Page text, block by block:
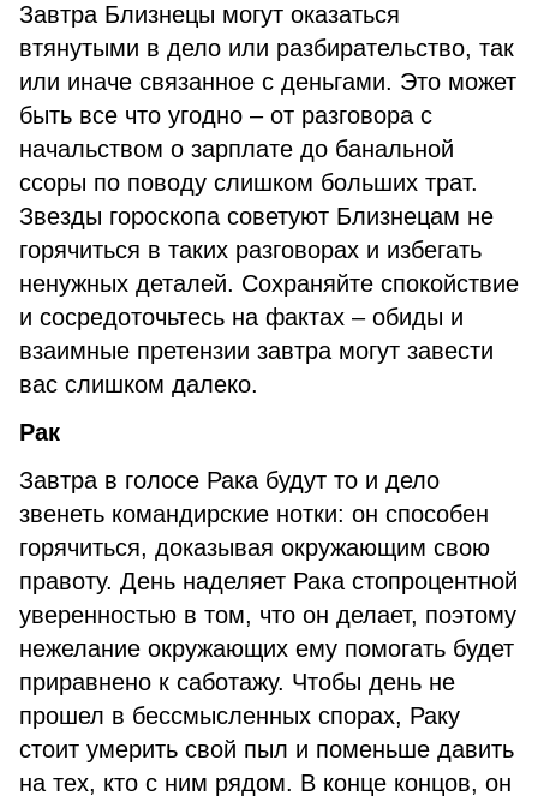
Завтра Близнецы могут оказаться
втянутыми в дело или разбирательство, так
или иначе связанное с деньгами. Это может
быть все что угодно – от разговора с
начальством о зарплате до банальной
ссоры по поводу слишком больших трат.
Звезды гороскопа советуют Близнецам не
горячиться в таких разговорах и избегать
ненужных деталей. Сохраняйте спокойствие
и сосредоточьтесь на фактах – обиды и
взаимные претензии завтра могут завести
вас слишком далеко.
Рак
Завтра в голосе Рака будут то и дело
звенеть командирские нотки: он способен
горячиться, доказывая окружающим свою
правоту. День наделяет Рака стопроцентной
уверенностью в том, что он делает, поэтому
нежелание окружающих ему помогать будет
приравнено к саботажу. Чтобы день не
прошел в бессмысленных спорах, Раку
стоит умерить свой пыл и поменьше давить
на тех, кто с ним рядом. В конце концов, он